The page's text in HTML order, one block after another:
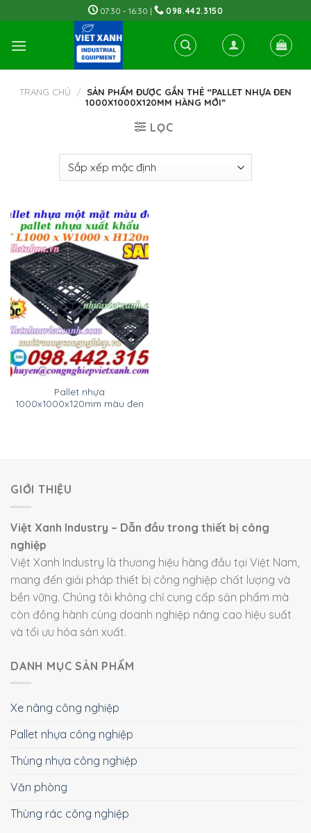
to
content
07:30 - 16:30 | 098.442.3150
TRANG CHỦ / SẢN PHẨM ĐƯỢC GẮN THẺ “PALLET NHỰA ĐEN
1000X1000X120MM HÀNG MỚI”
LỌC
Pallet nhựa
1000x1000x120mm màu đen
GIỚI THIỆU
Việt Xanh Industry – Dẫn đầu trong thiết bị công
nghiệp
Việt Xanh Industry là thương hiệu hàng đầu tại Việt Nam,
mang đến giải pháp thiết bị công nghiệp chất lượng và
bền vững. Chúng tôi không chỉ cung cấp sản phẩm mà
còn đồng hành cùng doanh nghiệp nâng cao hiệu suất
và tối ưu hóa sản xuất.
DANH MỤC SẢN PHẨM
Xe nâng công nghiệp
Pallet nhựa công nghiệp
Thùng nhựa công nghiệp
Văn phòng
Thùng rác công nghiệp